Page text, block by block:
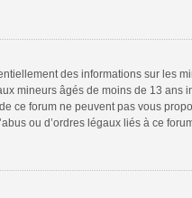
des informations sur les
mineurs âgés de moins de 13 ans
ce forum ne peuvent pas vous
ou d’ordres légaux liés à ce